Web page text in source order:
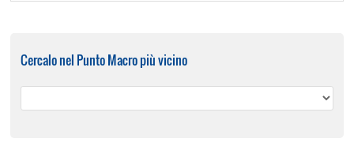
Cercalo nel Punto Macro più vicino